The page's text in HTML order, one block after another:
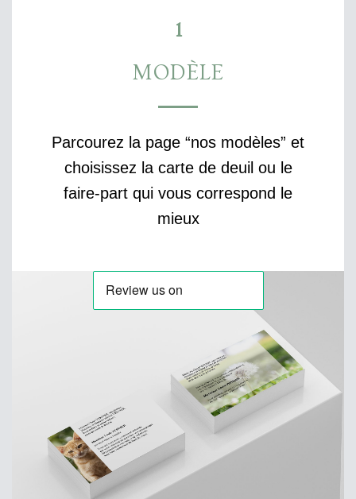
1
MODÈLE
Parcourez la page “nos modèles” et
choisissez la carte de deuil ou le
faire-part qui vous correspond le
mieux